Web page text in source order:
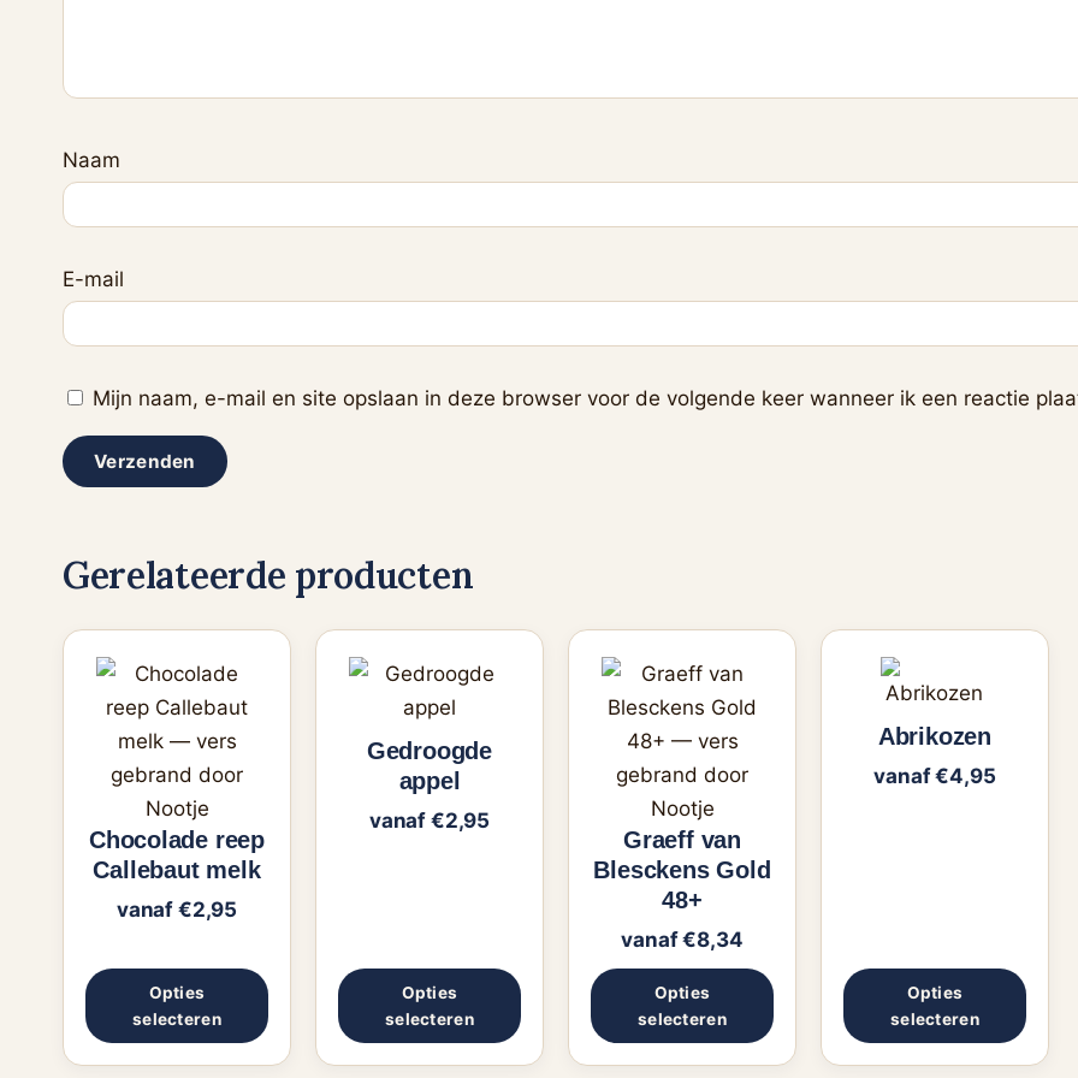
Naam
E-mail
Mijn naam, e-mail en site opslaan in deze browser voor de volgende keer wanneer ik een reactie
Gerelateerde producten
Chocolade reep
Callebaut melk
vanaf €2,95
Opties
selecteren
Dit
product
heeft
meerdere
variaties.
Deze
optie
kan
worden
op
de
productpagina
Gedroogde
appel
vanaf €2,95
Opties
selecteren
Dit
product
heeft
meerdere
Deze
worden
op
de
productpagina
Graeff van
Blesckens Gold
48+
vanaf€8,34
Opties
selecteren
Dit
product
heeft
meerdere
variaties.
Deze
optie
kan
gekozen
worden
op
de
productpagina
Abrikozen
vanaf€4,95
Opties
selecteren
product
heeft
meerdere
worden
op
de
productpagina